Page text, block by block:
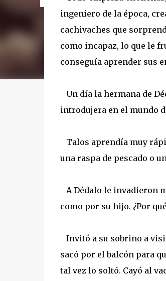
ingeniero de la época,
cachivaches que
como incapaz, lo que le
conseguía aprender sus
Un día la hermana de
introdujera en el mundo
Talos aprendía muy
una raspa de pescado o
A Dédalo le invadieron
como por su hijo. ¿Por
Invitó a su sobrino a
sacó por el balcón para
tal vez lo soltó. Cayó al